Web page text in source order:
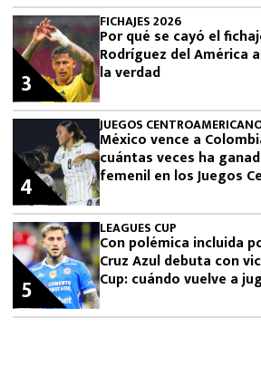
FICHAJES 2026
Por qué se cayó el
Rodríguez del América
la verdad
3
JUEGOS
México vence a
cuántas veces ha
femenil en los Juegos
4
LEAGUES CUP
Con polémica incluida
Cruz Azul debuta con
Cup: cuándo vuelve a
5